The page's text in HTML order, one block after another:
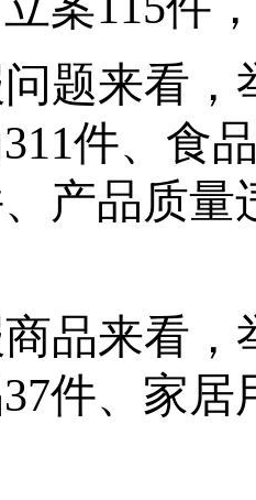
题来看
311件、食
产品质量
品来看
37件、家居